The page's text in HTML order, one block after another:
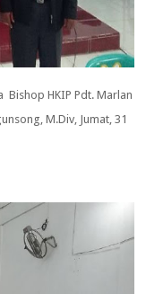
Bishop HKIP Pdt. Marlan
M.Div, Jumat, 31